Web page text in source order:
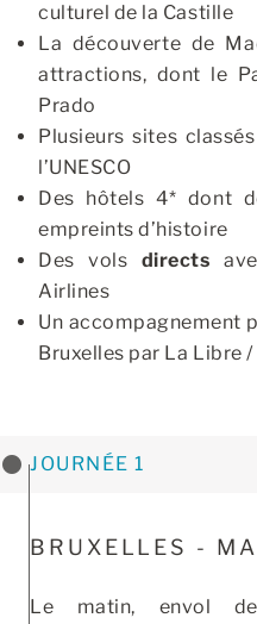
culturel de la Castille
La découverte de
attractions, dont le
Prado
Plusieurs sites
l’UNESCO
Des hôtels 4* dont
empreints d’histoire
Des vols directs
Airlines
Un accompagnement
Bruxelles par La Libre
JOURNÉE 1
BRUXELLES -
Le matin, envol de